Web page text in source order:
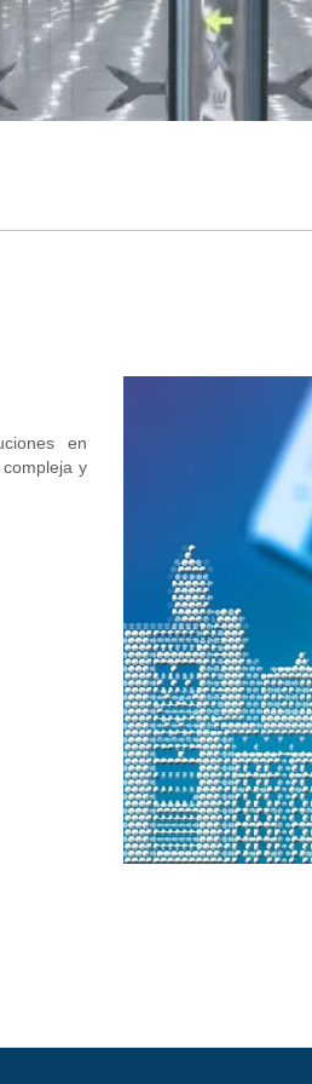
en
y